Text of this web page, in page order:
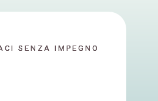
SENZA IMPEGNO